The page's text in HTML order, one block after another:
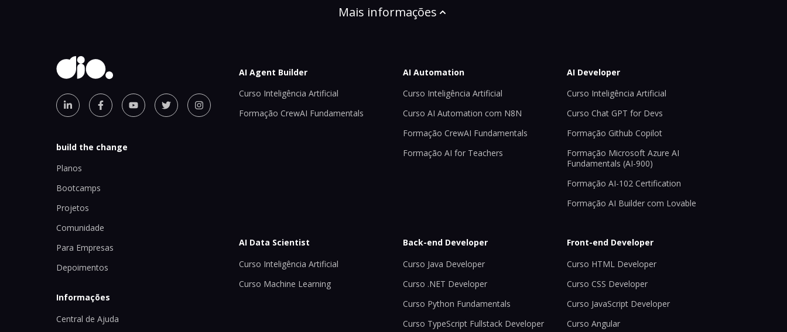
Mais informações
build the change
Planos
Bootcamps
Projetos
Comunidade
Para Empresas
Depoimentos
Informações
Central de Ajuda
AI Agent Builder
Curso Inteligência Artificial
Formação CrewAI Fundamentals
AI Automation
Curso Inteligência Artificial
Curso AI Automation com N8N
Formação CrewAI Fundamentals
Formação AI for Teachers
AI Developer
Curso Inteligência Artificial
Curso Chat GPT for Devs
Formação Github Copilot
Formação Microsoft Azure AI
Fundamentals (AI-900)
Formação AI-102 Certification
Formação AI Builder com Lovable
AI Data Scientist
Curso Inteligência Artificial
Curso Machine Learning
Back-end Developer
Curso Java Developer
Curso .NET Developer
Curso Python Fundamentals
Curso TypeScript Fullstack Developer
Front-end Developer
Curso HTML Developer
Curso CSS Developer
Curso JavaScript Developer
Curso Angular